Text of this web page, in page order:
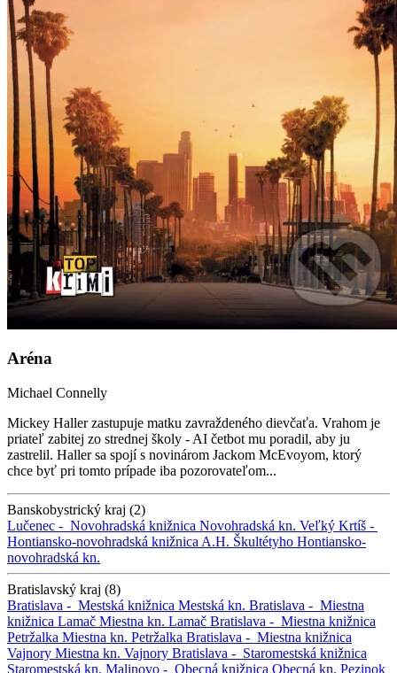
Aréna
Michael Connelly
Mickey Haller zastupuje matku zavraždeného dievčaťa. Vrahom je
priateľ zabitej zo strednej školy - AI četbot mu poradil, aby ju
zastrelil. Haller sa spojí s novinárom Jackom McEvoyom, ktorý
chce byť pri tomto prípade iba pozorovateľom...
Banskobystrický kraj (2)
Lučenec - Novohradská knižnica Novohradská kn. Veľký Krtíš -
Hontiansko-novohradská knižnica A.H. Škultétyho Hontiansko-
novohradská kn.
Bratislavský kraj (8)
Bratislava - Mestská knižnica Mestská kn. Bratislava - Miestna
knižnica Lamač Miestna kn. Lamač Bratislava - Miestna knižnica
Petržalka Miestna kn. Petržalka Bratislava - Miestna knižnica
Vajnory Miestna kn. Vajnory Bratislava - Staromestská knižnica
Staromestská kn. Malinovo - Obecná knižnica Obecná kn. Pezinok